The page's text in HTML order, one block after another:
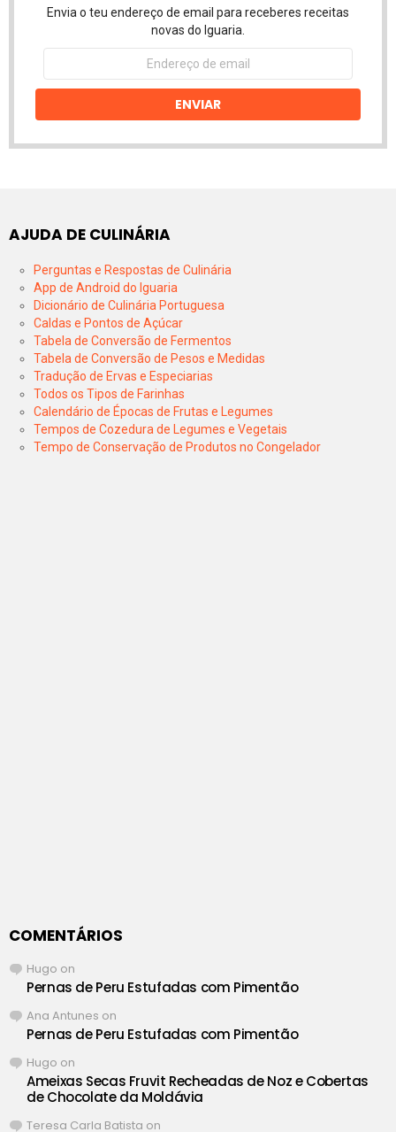
Envia o teu endereço de email para receberes receitas
novas do Iguaria.
Endereço
email
ENVIAR
AJUDA DE CULINÁRIA
Perguntas e Respostas de Culinária
App de Android do Iguaria
Dicionário de Culinária Portuguesa
Caldas e Pontos de Açúcar
Tabela de Conversão de Fermentos
Tabela de Conversão de Pesos e Medidas
Tradução de Ervas e Especiarias
Todos os Tipos de Farinhas
Calendário de Épocas de Frutas e Legumes
Tempos de Cozedura de Legumes e Vegetais
Tempo de Conservação de Produtos no Congelador
COMENTÁRIOS
Hugo on
Pernas de Peru Estufadas com Pimentão
Ana Antunes on
Pernas de Peru Estufadas com Pimentão
Hugo on
Ameixas Secas Fruvit Recheadas de Noz e Cobertas
de Chocolate da Moldávia
Teresa Carla Batista on